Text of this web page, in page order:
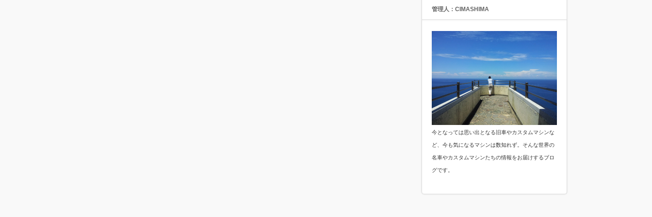
管理人：CIMASHIMA
今となっては思い出となる旧車やカスタムマシンな
ど、今も気になるマシンは数知れず。そんな世界の
名車やカスタムマシンたちの情報をお届けするブロ
グです。